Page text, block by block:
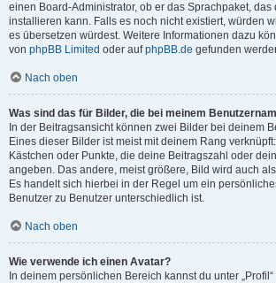
einen Board-Administrator, ob er das Sprachpaket, das
installieren kann. Falls es noch nicht existiert, würden
es übersetzen würdest. Weitere Informationen dazu
von phpBB Limited oder aufphpBB.de gefunden
Nach oben
Was sind das für Bilder, die bei meinem
In der Beitragsansicht können zwei Bilder bei deinem
Eines dieser Bilder ist meist mit deinem Rang
Kästchen oder Punkte, die deine Beitragszahl oder
angeben. Das andere, meist größere, Bild wird auch als
Es handelt sich hierbei in der Regel um ein
Benutzer zu Benutzer unterschiedlich ist.
Nach oben
Wie verwende ich einen Avatar?
In deinem persönlichen Bereich kannst du unter